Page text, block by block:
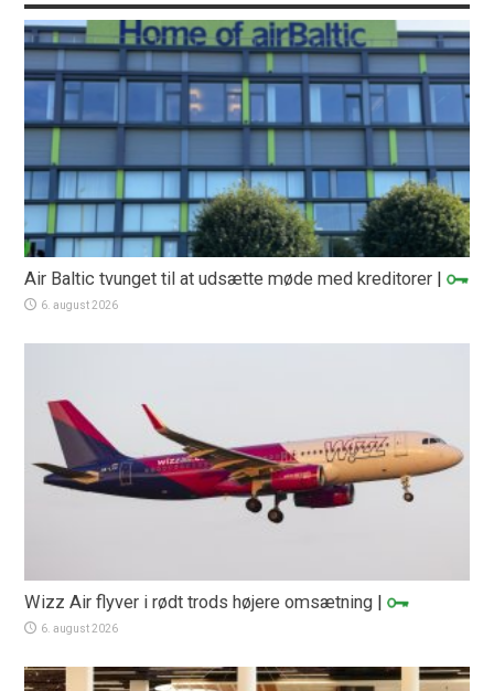
Air Baltic tvunget til at udsætte møde med kreditorer |
6. august 2026
Wizz Air flyver i rødt trods højere omsætning |
6. august 2026